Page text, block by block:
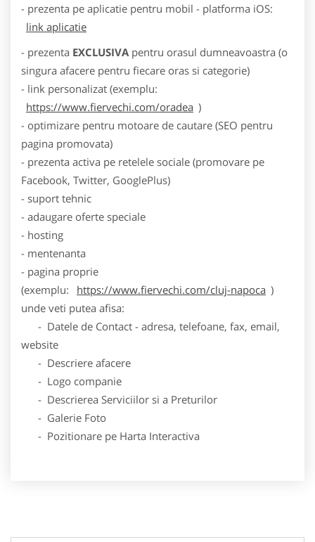
- prezenta pe aplicatie pentru mobil - platforma iOS:
link aplicatie
- prezenta EXCLUSIVA pentru orasul dumneavoastra (o
singura afacere pentru fiecare oras si categorie)
- link personalizat (exemplu:
https://www.fiervechi.com/oradea )
- optimizare pentru motoare de cautare (SEO pentru
pagina promovata)
- prezenta activa pe retelele sociale (promovare pe
Facebook, Twitter, GooglePlus)
- suport tehnic
- adaugare oferte speciale
- hosting
- mentenanta
- pagina proprie
(exemplu:
https://www.fiervechi.com/cluj-napoca )
unde veti putea afisa:
- Datele de Contact - adresa, telefoane, fax, email,
website
- Descriere afacere
- Logo companie
- Descrierea Serviciilor si a Preturilor
- Galerie Foto
- Pozitionare pe Harta Interactiva